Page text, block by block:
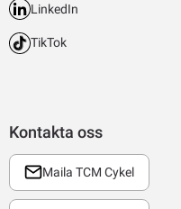
Kontakta oss
Maila TCM Cykel
LinkedIn
TikTok